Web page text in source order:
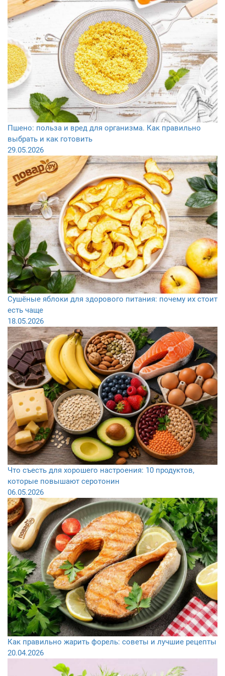
Пшено: польза и вред для организма. Как правильно
выбрать и как готовить
29.05.2026
Сушёные яблоки для здорового питания: почему их стоит
есть чаще
18.05.2026
Что съесть для хорошего настроения: 10 продуктов,
которые повышают серотонин
06.05.2026
Как правильно жарить форель: советы и лучшие рецепты
20.04.2026